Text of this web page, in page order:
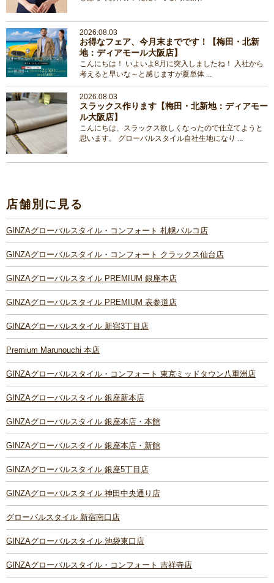
2026.08.03
お得なフェア、今月末までです！【梅田・北新
地：ディアモール大阪店】
こんにちは！ いよいよ8月に突入しましたね！ 入社から
考えると早いな～と感じますが夏単体 ...
2026.08.03
スラックス作ります【梅田・北新地：ディアモー
ル大阪店】
こんにちは、スラックス欲しくなったので仕立てようと
思います。 グローバルスタイル自社生地になり ...
店舗別に見る
GINZAグローバルスタイル・コンフォート 札幌パルコ店
GINZAグローバルスタイル・コンフォート クラックス仙台店
GINZAグローバルスタイル PREMIUM 銀座本店
GINZAグローバルスタイル PREMIUM 表参道店
GINZAグローバルスタイル 新宿3丁目店
Premium Marunouchi 本店
GINZAグローバルスタイル・コンフォート 東京ミッドタウン八重洲店
GINZAグローバルスタイル 銀座新本店
GINZAグローバルスタイル 銀座本店・本館
GINZAグローバルスタイル 銀座本店・新館
GINZAグローバルスタイル 銀座5丁目店
GINZAグローバルスタイル 神田中央通り店
グローバルスタイル 新宿南口店
GINZAグローバルスタイル 池袋東口店
GINZAグローバルスタイル・コンフォート 吉祥寺店